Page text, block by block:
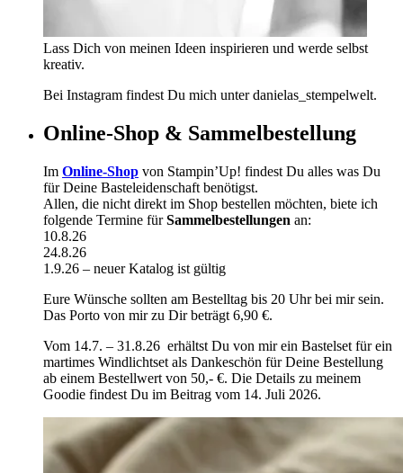
Lass Dich von meinen Ideen inspirieren und werde selbst
kreativ.
Bei Instagram findest Du mich unter danielas_stempelwelt.
Online-Shop & Sammelbestellung
Im Online-Shop von Stampin’Up! findest Du alles was Du
für Deine Basteleidenschaft benötigst.
Allen, die nicht direkt im Shop bestellen möchten, biete ich
folgende Termine fürSammelbestellungen an:
10.8.26
24.8.26
1.9.26 – neuer Katalog ist gültig
Eure Wünsche sollten am Bestelltag bis 20 Uhr bei mir sein.
Das Porto von mir zu Dir beträgt 6,90 €.
Vom 14.7. – 31.8.26 erhältst Du von mir ein Bastelset für ein
martimes Windlichtset als Dankeschön für Deine Bestellung
ab einem Bestellwert von 50,- €. Die Details zu meinem
Goodie findest Du im Beitrag vom 14. Juli 2026.